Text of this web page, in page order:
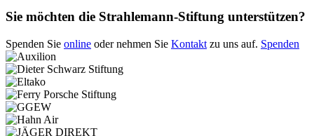
Sie möchten die Strahlemann-Stiftung unterstützen?
Spenden Sie online oder nehmen Sie Kontakt zu uns auf. Spenden